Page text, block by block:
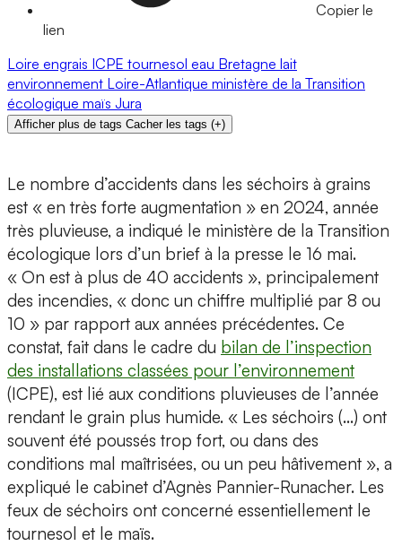
Copier le
lien
Loire engrais ICPE tournesol eau Bretagne lait
environnement Loire-Atlantique ministère de la Transition
écologique maïs Jura
Afficher plus de tags Cacher les tags (+)
Le nombre d’accidents dans les séchoirs à grains
est « en très forte augmentation » en 2024, année
très pluvieuse, a indiqué le ministère de la Transition
écologique lors d’un brief à la presse le 16 mai.
« On est à plus de 40 accidents », principalement
des incendies, « donc un chiffre multiplié par 8 ou
10 » par rapport aux années précédentes. Ce
constat, fait dans le cadre du bilan de l’inspection
des installations classées pour l’environnement
(ICPE), est lié aux conditions pluvieuses de l’année
rendant le grain plus humide. « Les séchoirs (…) ont
souvent été poussés trop fort, ou dans des
conditions mal maîtrisées, ou un peu hâtivement », a
expliqué le cabinet d’Agnès Pannier-Runacher. Les
feux de séchoirs ont concerné essentiellement le
tournesol et le maïs.